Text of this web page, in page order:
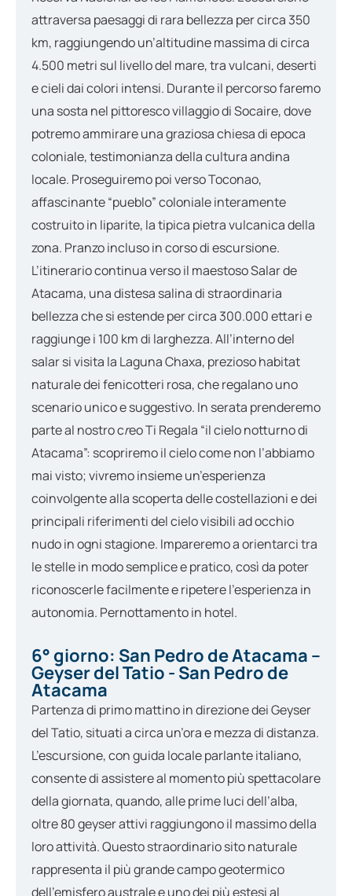
attraversa paesaggi di rara bellezza per circa 350
km, raggiungendo un’altitudine massima di circa
4.500 metri sul livello del mare, tra vulcani, deserti
e cieli dai colori intensi. Durante il percorso faremo
una sosta nel pittoresco villaggio di Socaire, dove
potremo ammirare una graziosa chiesa di epoca
coloniale, testimonianza della cultura andina
locale. Proseguiremo poi verso Toconao,
affascinante “pueblo” coloniale interamente
costruito in liparite, la tipica pietra vulcanica della
zona. Pranzo incluso in corso di escursione.
L’itinerario continua verso il maestoso Salar de
Atacama, una distesa salina di straordinaria
bellezza che si estende per circa 300.000 ettari e
raggiunge i 100 km di larghezza. All’interno del
salar si visita la Laguna Chaxa, prezioso habitat
naturale dei fenicotteri rosa, che regalano uno
scenario unico e suggestivo. In serata prenderemo
parte al nostro creo Ti Regala “il cielo notturno di
Atacama”: scopriremo il cielo come non l’abbiamo
mai visto; vivremo insieme un’esperienza
coinvolgente alla scoperta delle costellazioni e dei
principali riferimenti del cielo visibili ad occhio
nudo in ogni stagione. Impareremo a orientarci tra
le stelle in modo semplice e pratico, così da poter
riconoscerle facilmente e ripetere l’esperienza in
autonomia. Pernottamento in hotel.
6° giorno: San Pedro de Atacama –
Geyser del Tatio - San Pedro de
Atacama
Partenza di primo mattino in direzione dei Geyser
del Tatio, situati a circa un’ora e mezza di distanza.
L’escursione, con guida locale parlante italiano,
consente di assistere al momento più spettacolare
della giornata, quando, alle prime luci dell’alba,
oltre 80 geyser attivi raggiungono il massimo della
loro attività. Questo straordinario sito naturale
rappresenta il più grande campo geotermico
dell’emisfero australe e uno dei più estesi al